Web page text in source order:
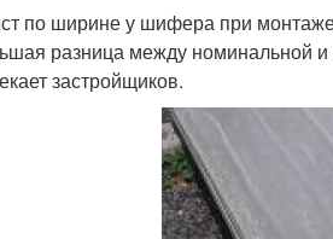
по ширине у шифера при
разница между номинальной
застройщиков.